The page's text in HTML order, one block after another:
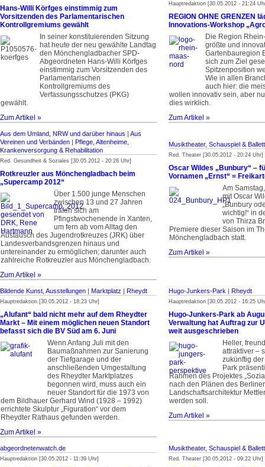
Hans-Willi Körfges einstimmig zum
Vorsitzenden des Parlamentarischen
Kontrollgremiums gewählt
In seiner konstituierenden Sitzung
hat heute der neu gewählte Landtag
den Mönchengladbacher SPD-
Abgeordneten Hans-Willi Körfges
einstimmig zum Vorsitzenden des
Parlamentarischen
Kontrollgremiums des
Verfassungsschutzes (PKG)
gewählt.
Zum Artikel »
Hauptredaktion [30.05.2012 - 21:24
REGION OHNE GRENZEN
Innovations-Workshop
Die Region
größte und
Gartenbauregion
sich zum Ziel
Spitzenposition
Wie in allen
auch hier: die
wollen innovativ sein, aber
dies wirklich.
Zum Artikel »
Aus dem Umland, NRW und darüber hinaus | Aus
Vereinen und Verbänden | Pflege, Altenheime,
Krankenversorgung & Rehabilitation
Red. Gesundheit & Soziales [30.05.2012 - 20:28 Uhr]
Rotkreuzler aus Mönchengladbach beim
„Supercamp 2012“
Über 1.500 junge Menschen
zwischen 13 und 27 Jahren
trafen sich am
Pfingstwochenende in Xanten,
um fern ab vom Alltag den
Austausch des Jugendrotkreuzes (JRK) über
Landesverbandsgrenzen hinaus und
untereinander zu ermöglichen; darunter auch
zahlreiche Rotkreuzler aus Mönchengladbach.
Zum Artikel »
Musiktheater, Schauspiel & Ballett
Red. Theater [30.05.2012 - 20:24 Uhr]
Oscar Wildes „Bunbury“ –
Vornamen „Ernst“ =
Am
mit Oscar
„Bunbury
wichtig!“ in
von Thirza
Premiere dieser Saison im
Mönchengladbach statt.
Zum Artikel »
Bildende Kunst, Ausstellungen | Marktplatz | Rheydt
Hauptredaktion [30.05.2012 - 18:23 Uhr]
„Alufant“ bald nicht mehr auf dem Rheydter
Markt – Mit einem möglichen neuen Standort
befasst sich die BV Süd am 6. Juni
Wenn Anfang Juli mit den
Baumaßnahmen zur Sanierung
der Tiefgarage und der
anschließenden Umgestaltung
des Rheydter Marktplatzes
begonnen wird, muss auch ein
neuer Standort für die 1973 von
dem Bildhauer Gerhard Wind (1928 – 1992)
errichtete Skulptur „Figuration“ vor dem
Rheydter Rathaus gefunden werden.
Zum Artikel »
Hugo-Junkers-Park | Rheydt
Hauptredaktion [30.05.2012 - 16:25
Hugo-Junkers-Park ab
Verwaltung hat Auftrag zur
weit ausgeschrieben
Heller,
attraktiver –
zukünftig
Park
Rahmen des Projektes
nach den Plänen des
Landschaftsarchitektur
werden soll.
Zum Artikel »
abgeordnetenwatch.de
Hauptredaktion [30.05.2012 - 11:39 Uhr]
Musiktheater, Schauspiel & Ballett
Red. Theater [30.05.2012 - 09:22 Uhr]